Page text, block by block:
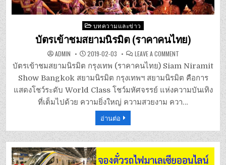
Posted
in
บทความและข่าว
บัตรเข้าชมสยามนิรมิต (ราคาคนไทย)
ADMIN 2019-02-03 LEAVE A COMMENTON
เข้า
ชม
สยาม
นิรมิต
(ราคา
คน
ไทย)
บัตรเข้าชมสยามนิรมิต กรุงเทพ (ราคาคนไทย) Siam Niramit
Show Bangkok สยามนิรมิต กรุงเทพฯ สยามนิรมิต คือการ
แสดงโชว์ระดับ World Class โชว์มหัศจรรย์ แห่งความบันเทิง
ที่เต็มไปด้วย ความยิ่งใหญ่ ความสวยงาม ควา…
อ่านต่อ